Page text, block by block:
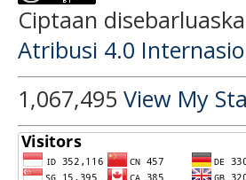
Ciptaan
Atribusi 4.0
1,067,495 View My